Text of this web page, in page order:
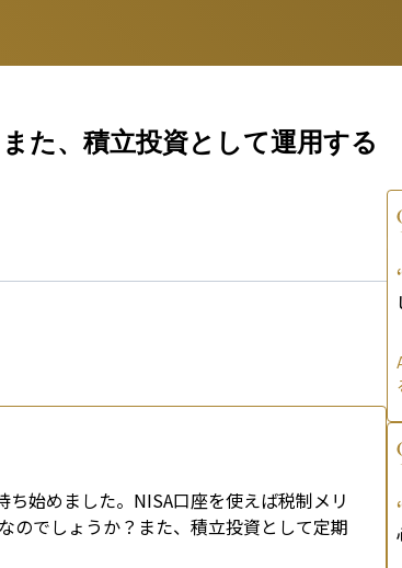
た、積立投資として運用する
始めました。NISA口座を使えば税制メリ
のでしょうか？また、積立投資として定期